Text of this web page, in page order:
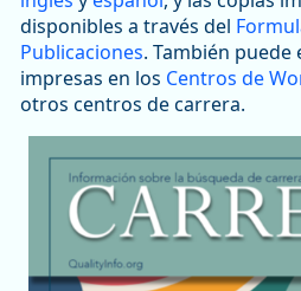
disponibles a través del
Publicaciones. También
impresas en los Centros de
otros centros de carrera.